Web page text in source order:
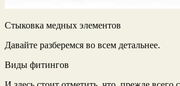
Стыковка медных элементов
Давайте разберемся во всем детальнее.
Виды фитингов